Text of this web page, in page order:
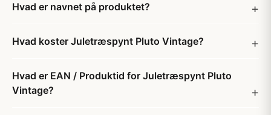
Hvad er navnet på produktet?
Hvad koster Juletræspynt Pluto Vintage?
Hvad er EAN / Produktid for Juletræspynt Pluto
Vintage?